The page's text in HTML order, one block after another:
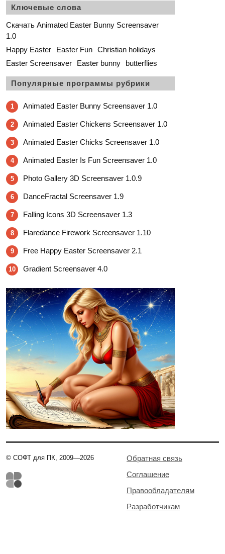
Ключевые слова
Скачать Animated Easter Bunny Screensaver
1.0
Happy Easter
Easter Fun Christian holidays
Easter Screensaver
Easter bunny butterflies
Популярные программы рубрики
1 Animated Easter Bunny Screensaver 1.0
2 Animated Easter Chickens Screensaver 1.0
3 Animated Easter Chicks Screensaver 1.0
4 Animated Easter Is Fun Screensaver 1.0
5 Photo Gallery 3D Screensaver 1.0.9
6 DanceFractal Screensaver 1.9
7 Falling Icons 3D Screensaver 1.3
8 Flaredance Firework Screensaver 1.10
9 Free Happy Easter Screensaver 2.1
10 Gradient Screensaver 4.0
© СОФТ для ПК, 2009—2026
Обратная связь
Соглашение
Правообладателям
Разработчикам